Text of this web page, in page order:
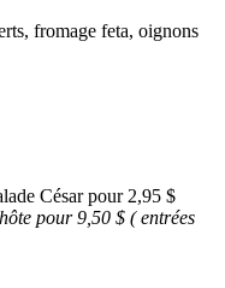
fromage feta, oignons
César pour 2,95 $
pour 9,50 $ (entrées